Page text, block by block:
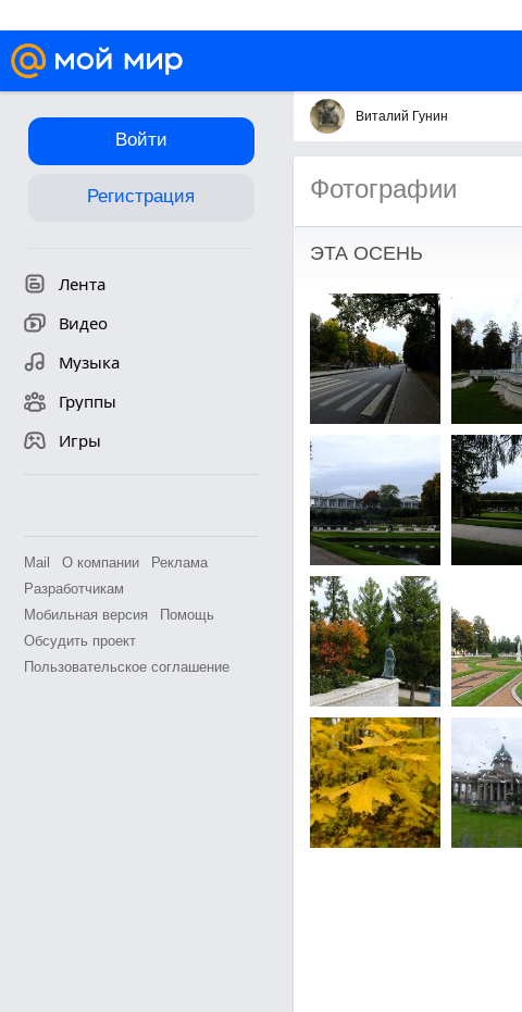
Войти
Регистрация
Лента
Видео
Музыка
Группы
Игры
Mail О компании
Реклама
Разработчикам
Мобильная версия
Помощь
Обсудить проект
Пользовательское соглашение
Виталий Гунин
Фотографии
ЭТА ОСЕНЬ